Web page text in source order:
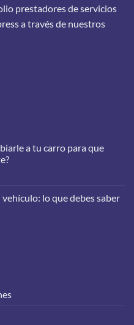
prestadores de servicios
a través de nuestros
a tu carro para que
lo que debes saber